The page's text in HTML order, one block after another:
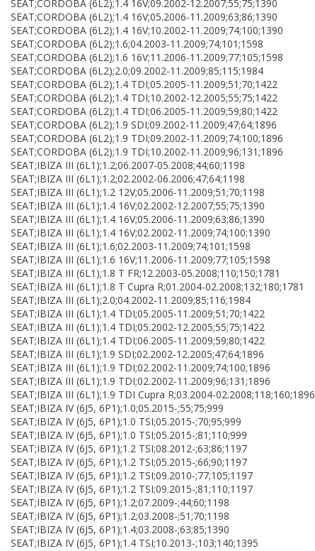
SEAT;CORDOBA (6L2);1.4 16V;09.2002-12.2007;55;75;1390
SEAT;CORDOBA (6L2);1.4 16V;05.2006-11.2009;63;86;1390
SEAT;CORDOBA (6L2);1.4 16V;10.2002-11.2009;74;100;1390
SEAT;CORDOBA (6L2);1.6;04.2003-11.2009;74;101;1598
SEAT;CORDOBA (6L2);1.6 16V;11.2006-11.2009;77;105;1598
SEAT;CORDOBA (6L2);2.0;09.2002-11.2009;85;115;1984
SEAT;CORDOBA (6L2);1.4 TDI;05.2005-11.2009;51;70;1422
SEAT;CORDOBA (6L2);1.4 TDI;10.2002-12.2005;55;75;1422
SEAT;CORDOBA (6L2);1.4 TDI;06.2005-11.2009;59;80;1422
SEAT;CORDOBA (6L2);1.9 SDI;09.2002-11.2009;47;64;1896
SEAT;CORDOBA (6L2);1.9 TDI;09.2002-11.2009;74;100;1896
SEAT;CORDOBA (6L2);1.9 TDI;10.2002-11.2009;96;131;1896
SEAT;IBIZA III (6L1);1.2;06.2007-05.2008;44;60;1198
SEAT;IBIZA III (6L1);1.2;02.2002-06.2006;47;64;1198
SEAT;IBIZA III (6L1);1.2 12V;05.2006-11.2009;51;70;1198
SEAT;IBIZA III (6L1);1.4 16V;02.2002-12.2007;55;75;1390
SEAT;IBIZA III (6L1);1.4 16V;05.2006-11.2009;63;86;1390
SEAT;IBIZA III (6L1);1.4 16V;02.2002-11.2009;74;100;1390
SEAT;IBIZA III (6L1);1.6;02.2003-11.2009;74;101;1598
SEAT;IBIZA III (6L1);1.6 16V;11.2006-11.2009;77;105;1598
SEAT;IBIZA III (6L1);1.8 T FR;12.2003-05.2008;110;150;1781
SEAT;IBIZA III (6L1);1.8 T Cupra R;01.2004-02.2008;132;180;1781
SEAT;IBIZA III (6L1);2.0;04.2002-11.2009;85;116;1984
SEAT;IBIZA III (6L1);1.4 TDI;05.2005-11.2009;51;70;1422
SEAT;IBIZA III (6L1);1.4 TDI;05.2002-12.2005;55;75;1422
SEAT;IBIZA III (6L1);1.4 TDI;06.2005-11.2009;59;80;1422
SEAT;IBIZA III (6L1);1.9 SDI;02.2002-12.2005;47;64;1896
SEAT;IBIZA III (6L1);1.9 TDI;02.2002-11.2009;74;100;1896
SEAT;IBIZA III (6L1);1.9 TDI;02.2002-11.2009;96;131;1896
SEAT;IBIZA III (6L1);1.9 TDI Cupra R;03.2004-02.2008;118;160;1896
SEAT;IBIZA IV (6J5, 6P1);1.0;05.2015-;55;75;999
SEAT;IBIZA IV (6J5, 6P1);1.0 TSI;05.2015-;70;95;999
SEAT;IBIZA IV (6J5, 6P1);1.0 TSI;05.2015-;81;110;999
SEAT;IBIZA IV (6J5, 6P1);1.2 TSI;08.2012-;63;86;1197
SEAT;IBIZA IV (6J5, 6P1);1.2 TSI;05.2015-;66;90;1197
SEAT;IBIZA IV (6J5, 6P1);1.2 TSI;09.2010-;77;105;1197
SEAT;IBIZA IV (6J5, 6P1);1.2 TSI;09.2015-;81;110;1197
SEAT;IBIZA IV (6J5, 6P1);1.2;07.2009-;44;60;1198
SEAT;IBIZA IV (6J5, 6P1);1.2;03.2008-;51;70;1198
SEAT;IBIZA IV (6J5, 6P1);1.4;03.2008-;63;85;1390
SEAT;IBIZA IV (6J5, 6P1);1.4 TSI;10.2013-;103;140;1395